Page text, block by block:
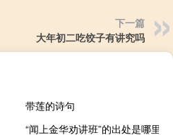
下一篇
大年初二吃饺子有讲究吗
带莲的诗句
“闻上金华劝讲班”的出处是哪里